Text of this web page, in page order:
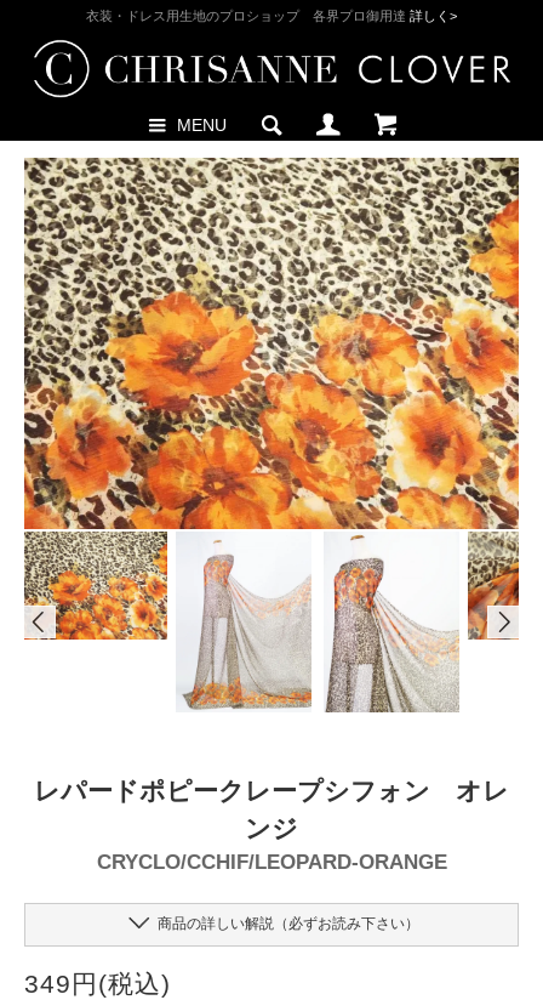
衣装・ドレス用生地のプロショップ 各界プロ御用達 詳しく>
MENU
レパードポピークレープシフォン オレ
ンジ
CRYCLO/CCHIF/LEOPARD-ORANGE
商品の詳しい解説（必ずお読み下さい）
349円(税込)